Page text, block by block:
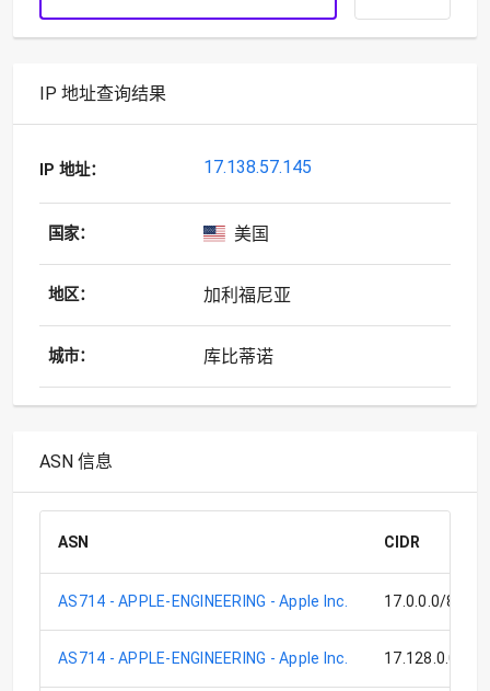
IP 地址查询结果
IP 地址： 17.138.57.145
国家： 美国
地区： 加利福尼亚
城市： 库比蒂诺
ASN 信息
ASN CIDR
AS714 - APPLE-ENGINEERING - Apple Inc. 17.0.0.0/8
AS714 - APPLE-ENGINEERING - Apple Inc. 17.128.0.0/9